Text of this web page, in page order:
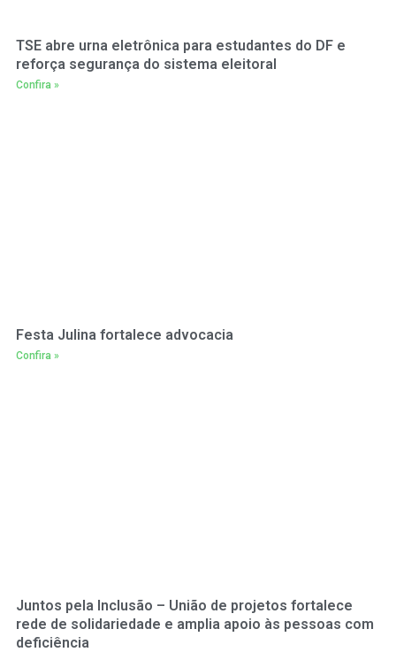
TSE abre urna eletrônica para estudantes do DF e
reforça segurança do sistema eleitoral
Confira »
Festa Julina fortalece advocacia
Confira »
Juntos pela Inclusão – União de projetos fortalece
rede de solidariedade e amplia apoio às pessoas com
deficiência